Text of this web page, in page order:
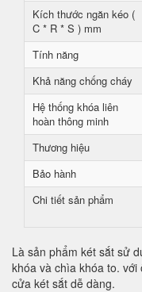
Kích thước ngăn kéo (
C * R * S ) mm
Tính năng
Khả năng chống cháy
Hệ thống khóa liên
hoàn thông minh
Thương hiệu
Bảo hành
Chi tiết sản phẩm
Là sản phẩm két sắt sử
khóa và chìa khóa to.
cửa két sắt dễ dàng.